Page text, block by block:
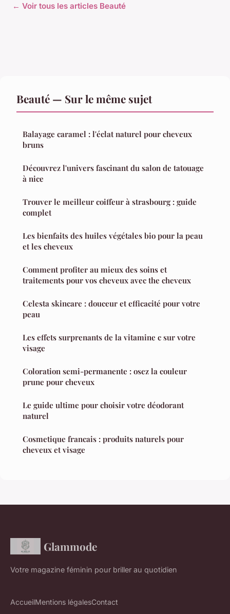
← Voir tous les articles Beauté
Beauté — Sur le même sujet
Balayage caramel : l'éclat naturel pour cheveux
bruns
Découvrez l'univers fascinant du salon de tatouage
à nice
Trouver le meilleur coiffeur à strasbourg : guide
complet
Les bienfaits des huiles végétales bio pour la peau
et les cheveux
Comment profiter au mieux des soins et
traitements pour vos cheveux avec the cheveux
Celesta skincare : douceur et efficacité pour votre
peau
Les effets surprenants de la vitamine c sur votre
visage
Coloration semi-permanente : osez la couleur
prune pour cheveux
Le guide ultime pour choisir votre déodorant
naturel
Cosmetique francais : produits naturels pour
cheveux et visage
Glammode
Votre magazine féminin pour briller au quotidien
AccueilMentions légalesContact